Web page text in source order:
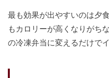
最も効果が出やすいのは夕
もカロリーが高くなりがち
の冷凍弁当に変えるだけで